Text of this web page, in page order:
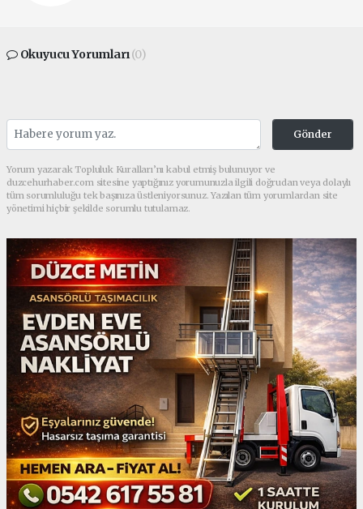
Okuyucu Yorumları(0)
Gönder
Yorum yazarak Topluluk Kuralları’nı kabul etmiş bulunuyor ve
duzcehurhaber.com sitesine yaptığınız yorumunuzla ilgili doğrudan veya dolaylı
tüm sorumluluğu tek başınıza üstleniyorsunuz. Yazılan tüm yorumlardan site
yönetimi hiçbir şekilde sorumlu tutulamaz.